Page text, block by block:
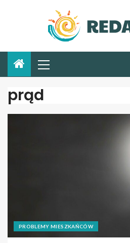
prąd
PROBLEMY MIESZKAŃCÓW